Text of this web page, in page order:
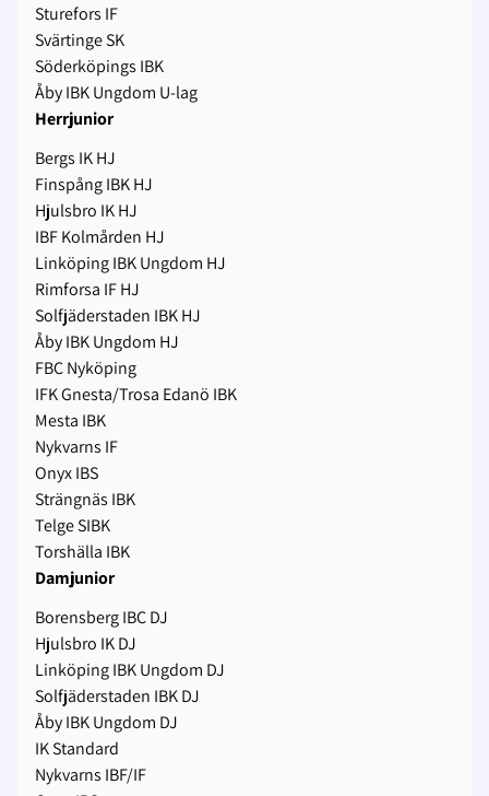
Sturefors IF
Svärtinge SK
Söderköpings IBK
Åby IBK Ungdom U-lag
Herrjunior
Bergs IK HJ
Finspång IBK HJ
Hjulsbro IK HJ
IBF Kolmården HJ
Linköping IBK Ungdom HJ
Rimforsa IF HJ
Solfjäderstaden IBK HJ
Åby IBK Ungdom HJ
FBC Nyköping
IFK Gnesta/Trosa Edanö IBK
Mesta IBK
Nykvarns IF
Onyx IBS
Strängnäs IBK
Telge SIBK
Torshälla IBK
Damjunior
Borensberg IBC DJ
Hjulsbro IK DJ
Linköping IBK Ungdom DJ
Solfjäderstaden IBK DJ
Åby IBK Ungdom DJ
IK Standard
Nykvarns IBF/IF